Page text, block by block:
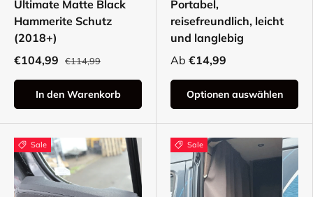
Ultimate Matte Black
Hammerite Schutz
(2018+)
€104,99
€114,99
In den Warenkorb
Portabel,
reisefreundlich, leicht
und langlebig
Ab €14,99
Optionen auswählen
Sale Sale